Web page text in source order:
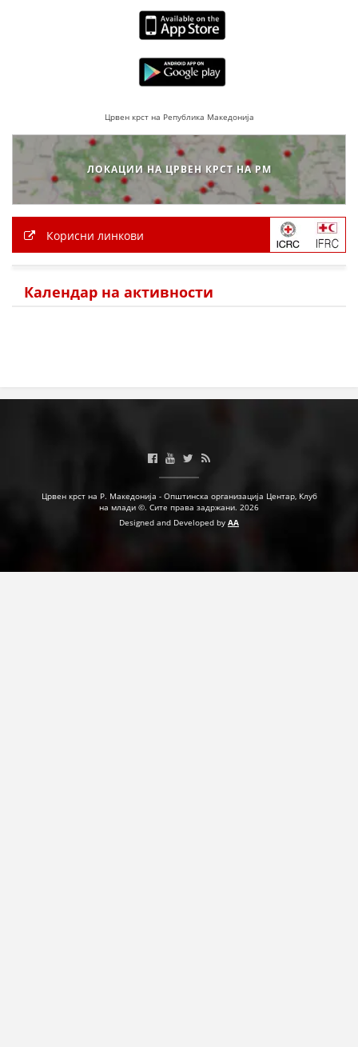
Црвен крст на Република Македонија
ЛОКАЦИИ НА ЦРВЕН КРСТ НА РМ
Корисни линкови
Календар на активности
Црвен крст на Р. Македонија - Општинска организација Центар, Клуб
на млади ©. Сите права задржани. 2026
Designed and Developed by AA